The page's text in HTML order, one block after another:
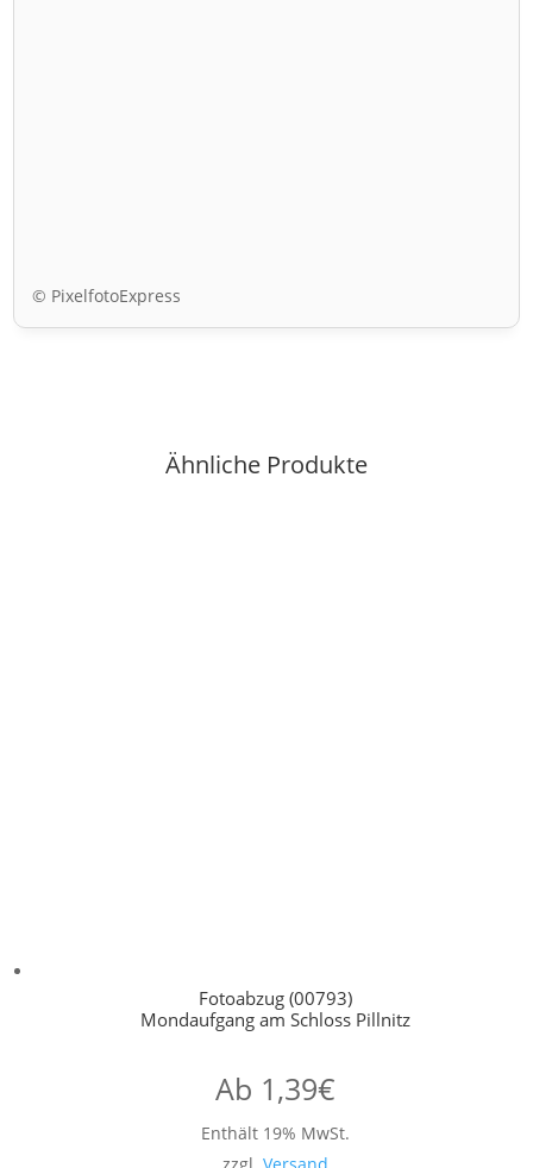
© PixelfotoExpress
Ähnliche Produkte
Fotoabzug (00793)
Mondaufgang am Schloss Pillnitz
Ab 1,39€
Enthält 19% MwSt.